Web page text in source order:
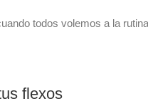
todos volemos a la
flexos